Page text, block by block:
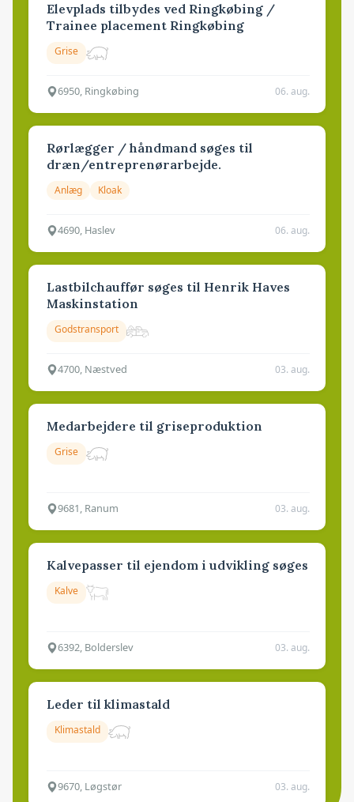
Elevplads tilbydes ved Ringkøbing /
Trainee placement Ringkøbing
Grise
6950, Ringkøbing 06. aug.
Rørlægger / håndmand søges til
dræn/entreprenørarbejde.
Anlæg Kloak
4690, Haslev 06. aug.
Lastbilchauffør søges til Henrik Haves
Maskinstation
Godstransport
4700, Næstved 03. aug.
Medarbejdere til griseproduktion
Grise
9681, Ranum 03. aug.
Kalvepasser til ejendom i udvikling søges
Kalve
6392, Bolderslev 03. aug.
Leder til klimastald
Klimastald
9670, Løgstør 03. aug.